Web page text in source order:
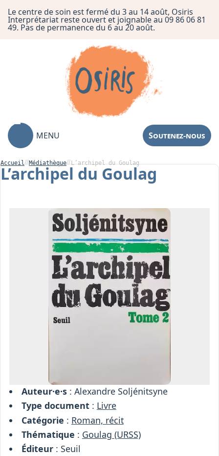
Le centre de soin est fermé du 3 au 14 août, Osiris
Interprétariat reste ouvert et joignable au 09 86 06 81
49. Pas de permanence du 6 au 20 août.
MENU Soutenez-nous
Centre de Soin
Interprétariat
Ressources
Accueil Médiathèque L’archipel du Goulag
L’archipel du Goulag
Auteur·e·s: Alexandre Soljénitsyne
Type document: Livre
Catégorie : Roman, récit
Thématique : Goulag (URSS)
Éditeur: Seuil